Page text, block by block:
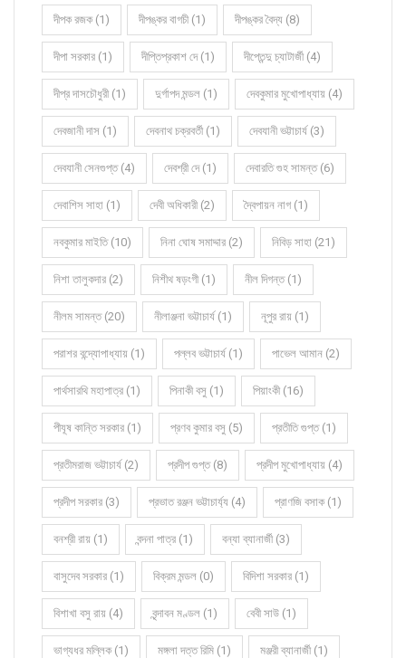
দীপক রজক (1) দীপঙ্কর বাগচী (1) দীপঙ্কর বৈদ্য (8)
দীপা সরকার (1) দীপ্তিপ্রকাশ দে (1) দীপ্তেন্দু চ্যাটার্জী (4)
দীপ্র দাসচৌধুরী (1) দুর্গাপদ মন্ডল (1) দেবকুমার মুখোপাধ্যায় (4)
দেবজানী দাস (1) দেবনাথ চক্রবর্তী (1) দেবযানী ভট্টাচার্য (3)
দেবযানী সেনগুপ্ত (4) দেবশ্রী দে (1) দেবারতি গুহ সামন্ত (6)
দেবাশিস সাহা (1) দেবী অধিকারী (2) দ্বৈপায়ন নাগ (1)
নবকুমার মাইতি (10) নিনা ঘোষ সমাদ্দার (2) নিবিড় সাহা (21)
নিশা তালুকদার (2) নিশীথ ষড়ংগী (1) নীল দিগন্ত (1)
নীলম সামন্ত (20) নীলাঞ্জনা ভট্টাচার্য (1) নূপুর রায় (1)
পরাশর বন্দ্যোপাধ্যায় (1) পল্লব ভট্টাচার্য (1) পাভেল আমান (2)
পার্থসারথি মহাপাত্র (1) পিনাকী বসু (1) পিয়াংকী (16)
পীযূষ কান্তি সরকার (1) প্রণব কুমার বসু (5) প্রতীতি গুপ্ত (1)
প্রতীমরাজ ভট্টাচার্য (2) প্রদীপ গুপ্ত (8) প্রদীপ মুখোপাধ্যায় (4)
প্রদীপ সরকার (3) প্রভাত রঞ্জন ভট্টাচার্য্য (4) প্রাণজি বসাক (1)
বনশ্রী রায় (1) বন্দনা পাত্র (1) বন্যা ব্যানার্জী (3)
বাসুদেব সরকার (1) বিক্রম মন্ডল (0) বিদিশা সরকার (1)
বিশাখা বসু রায় (4) বৃন্দাবন মণ্ডল (1) বেবী সাউ (1)
ভাগ্যধর মল্লিক (1) মঙ্গলা দত্ত রিমি (1) মঞ্জরী ব্যানার্জী (1)